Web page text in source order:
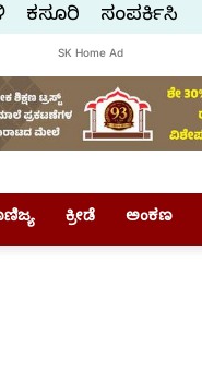
ಕಸ್ತೂರಿ ಸಂಪರ್ಕಿಸಿ
SK Home Ad
ಕ್ರೀಡೆ ಅಂಕಣ